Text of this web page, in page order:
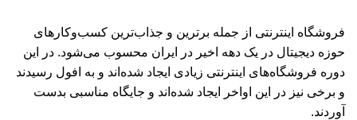
فروشگاه اینترنتی از جمله برترین و جذاب‌ترین کسب‌و‌کارهای
حوزه دیجیتال در یک دهه اخیر در ایران محسوب می‌شود. در این
دوره فروشگاه‌های اینترنتی زیادی ایجاد شده‌اند و به افول رسیدند
و برخی نیز در این اواخر ایجاد شده‌اند و جایگاه مناسبی بدست
آوردند.